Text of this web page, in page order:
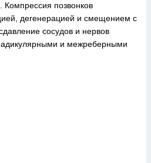
Компрессия позвонков
дегенерацией и смещением с
сосудов и нервов
и межреберными